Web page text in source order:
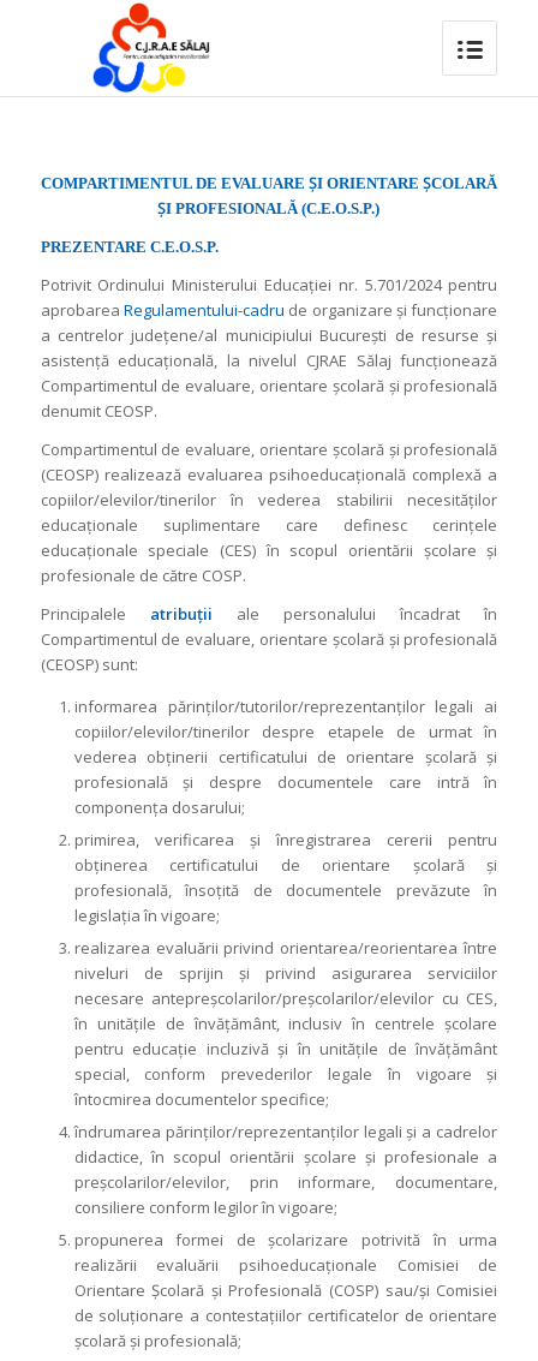
COMPARTIMENTUL DE EVALUARE ȘI ORIENTARE ȘCOLARĂ
ȘI PROFESIONALĂ (C.E.O.S.P.)
PREZENTARE C.E.O.S.P.
Potrivit Ordinului Ministerului Educației nr. 5.701/2024 pentru
aprobarea Regulamentului-cadru de organizare și funcționare
a centrelor județene/al municipiului București de resurse și
asistență educațională, la nivelul CJRAE Sălaj funcţionează
Compartimentul de evaluare, orientare şcolară şi profesională
denumit CEOSP.
Compartimentul de evaluare, orientare şcolară şi profesională
(CEOSP) realizează evaluarea psihoeducaţională complexă a
copiilor/elevilor/tinerilor în vederea stabilirii necesităţilor
educaţionale suplimentare care definesc cerinţele
educaţionale speciale (CES) în scopul orientării şcolare şi
profesionale de către COSP.
Principalele atribuții ale personalului încadrat în
Compartimentul de evaluare, orientare şcolară şi profesională
(CEOSP) sunt:
informarea părinţilor/tutorilor/reprezentanţilor legali ai
copiilor/elevilor/tinerilor despre etapele de urmat în
vederea obţinerii certificatului de orientare şcolară şi
profesională şi despre documentele care intră în
componenţa dosarului;
primirea, verificarea şi înregistrarea cererii pentru
obţinerea certificatului de orientare şcolară şi
profesională, însoţită de documentele prevăzute în
legislaţia în vigoare;
realizarea evaluării privind orientarea/reorientarea între
niveluri de sprijin şi privind asigurarea serviciilor
necesare antepreşcolarilor/preşcolarilor/elevilor cu CES,
în unităţile de învăţământ, inclusiv în centrele şcolare
pentru educaţie incluzivă şi în unităţile de învăţământ
special, conform prevederilor legale în vigoare și
întocmirea documentelor specifice;
îndrumarea părinţilor/reprezentanţilor legali şi a cadrelor
didactice, în scopul orientării şcolare şi profesionale a
preşcolarilor/elevilor, prin informare, documentare,
consiliere conform legilor în vigoare;
propunerea formei de școlarizare potrivită în urma
realizării evaluării psihoeducaționale Comisiei de
Orientare Școlară și Profesională (COSP) sau/și Comisiei
de soluţionare a contestaţiilor certificatelor de orientare
şcolară şi profesională;